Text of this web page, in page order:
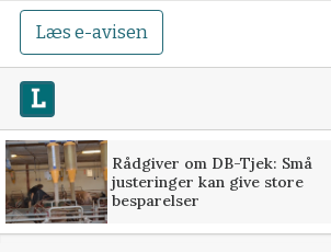
Læs e-avisen
Rådgiver om DB-Tjek: Små
justeringer kan give store
besparelser